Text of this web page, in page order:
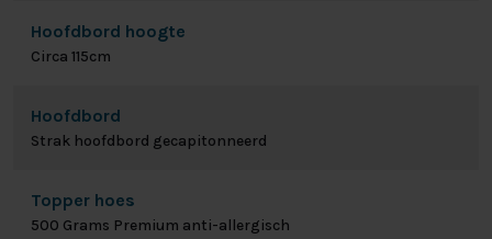
Hoofdbord hoogte
Circa 115cm
Hoofdbord
Strak hoofdbord gecapitonneerd
Topper hoes
500 Grams Premium anti-allergisch